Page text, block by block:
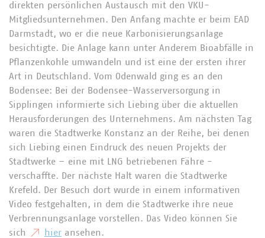
direkten persönlichen Austausch mit den VKU-
Mitgliedsunternehmen. Den Anfang machte er beim EAD
Darmstadt, wo er die neue Karbonisierungsanlage
besichtigte. Die Anlage kann unter Anderem Bioabfälle in
Pflanzenkohle umwandeln und ist eine der ersten ihrer
Art in Deutschland. Vom Odenwald ging es an den
Bodensee: Bei der Bodensee-Wasserversorgung in
Sipplingen informierte sich Liebing über die aktuellen
Herausforderungen des Unternehmens. Am nächsten Tag
waren die Stadtwerke Konstanz an der Reihe, bei denen
sich Liebing einen Eindruck des neuen Projekts der
Stadtwerke – eine mit LNG betriebenen Fähre -
verschaffte. Der nächste Halt waren die Stadtwerke
Krefeld. Der Besuch dort wurde in einem informativen
Video festgehalten, in dem die Stadtwerke ihre neue
Verbrennungsanlage vorstellen. Das Video können Sie
sich
hier ansehen.